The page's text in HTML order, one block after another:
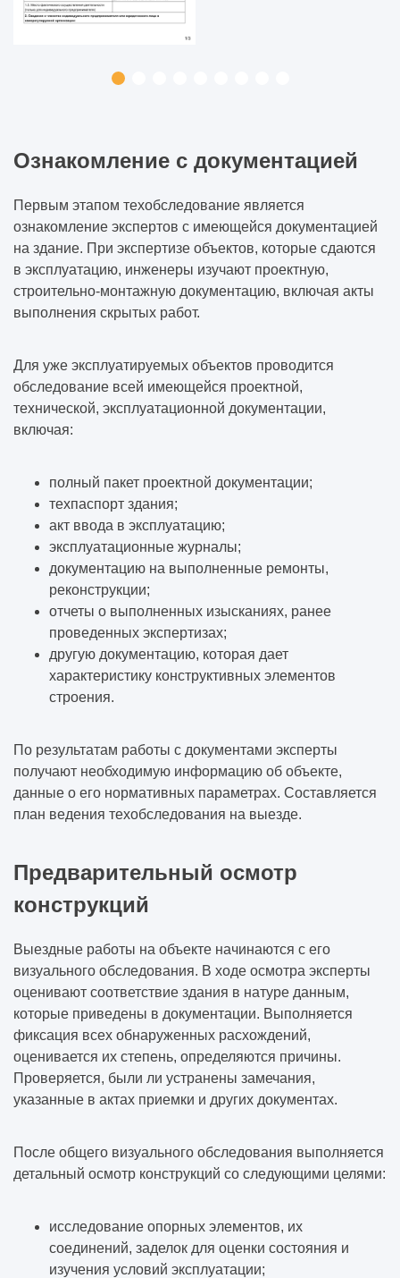
Ознакомление с документацией
Первым этапом техобследование является
ознакомление экспертов с имеющейся документацией
на здание. При экспертизе объектов, которые сдаются
в эксплуатацию, инженеры изучают проектную,
строительно-монтажную документацию, включая акты
выполнения скрытых работ.
Для уже эксплуатируемых объектов проводится
обследование всей имеющейся проектной,
технической, эксплуатационной документации,
включая:
полный пакет проектной документации;
техпаспорт здания;
акт ввода в эксплуатацию;
эксплуатационные журналы;
документацию на выполненные ремонты,
реконструкции;
отчеты о выполненных изысканиях, ранее
проведенных экспертизах;
другую документацию, которая дает
характеристику конструктивных элементов
строения.
По результатам работы с документами эксперты
получают необходимую информацию об объекте,
данные о его нормативных параметрах. Составляется
план ведения техобследования на выезде.
Предварительный осмотр
конструкций
Выездные работы на объекте начинаются с его
визуального обследования. В ходе осмотра эксперты
оценивают соответствие здания в натуре данным,
которые приведены в документации. Выполняется
фиксация всех обнаруженных расхождений,
оценивается их степень, определяются причины.
Проверяется, были ли устранены замечания,
указанные в актах приемки и других документах.
После общего визуального обследования выполняется
детальный осмотр конструкций со следующими целями:
исследование опорных элементов, их
соединений, заделок для оценки состояния и
изучения условий эксплуатации;